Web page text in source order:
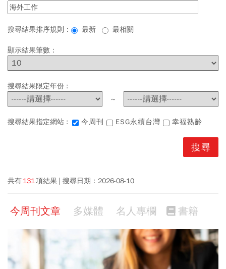
搜尋結果排序規則： 最新 最相關
顯示結果筆數：
搜尋結果限定年份 :
~
搜尋結果指定網站 : 今周刊 ESG永續台灣 幸福熟齡
共有131項結果 搜尋日期： 2026-08-10
今周刊文章 多媒體 名人專欄 書籍